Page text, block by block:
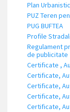
Plan
PUZ Teren
PUG BUFTEA
Profile
Regulament
de publicitate
Certificate ,
Certificate,
Certificate,
Certificate,
Certificate,